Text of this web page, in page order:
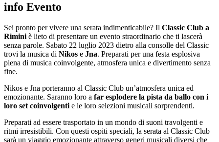
info Evento
Sei pronto per vivere una serata indimenticabile? Il Classic Club a
Rimini è lieto di presentare un evento straordinario che ti lascerà
senza parole. Sabato 22 luglio 2023 dietro alla consolle del Classic
trovi la musica di Nikos e Jna. Preparati per una festa esplosiva
piena di musica coinvolgente, atmosfera unica e divertimento senza
fine.
Nikos e Jna porteranno al Classic Club un’atmosfera unica ed
emozionante. Saranno loro a far esplodere la pista da ballo con i
loro set coinvolgenti e le loro selezioni musicali sorprendenti.
Preparati ad essere trasportato in un mondo di suoni travolgenti e
ritmi irresistibili. Con questi ospiti speciali, la serata al Classic Club
sarà un viaggio emozionante attraverso generi musicali diversi che